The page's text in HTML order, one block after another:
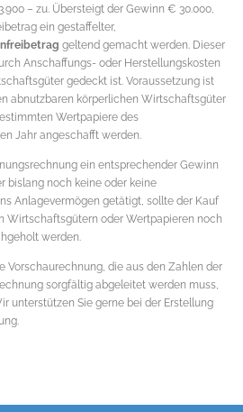
– zu. Übersteigt der Gewinn € 30.000,
ein gestaffelter,
geltend gemacht werden. Dieser
Anschaffungs- oder Herstellungskosten
gedeckt ist. Voraussetzung ist
abnutzbaren körperlichen Wirtschaftsgüter
Wertpapiere des
Jahr angeschafft werden.
ein entsprechender Gewinn
bislang noch keine oder keine
Anlagevermögen getätigt, sollte der Kauf
Wirtschaftsgütern oder Wertpapieren noch
werden.
Vorschaurechnung, die aus den Zahlen der
sorgfältig abgeleitet werden muss,
unterstützen Sie gerne bei der Erstellung